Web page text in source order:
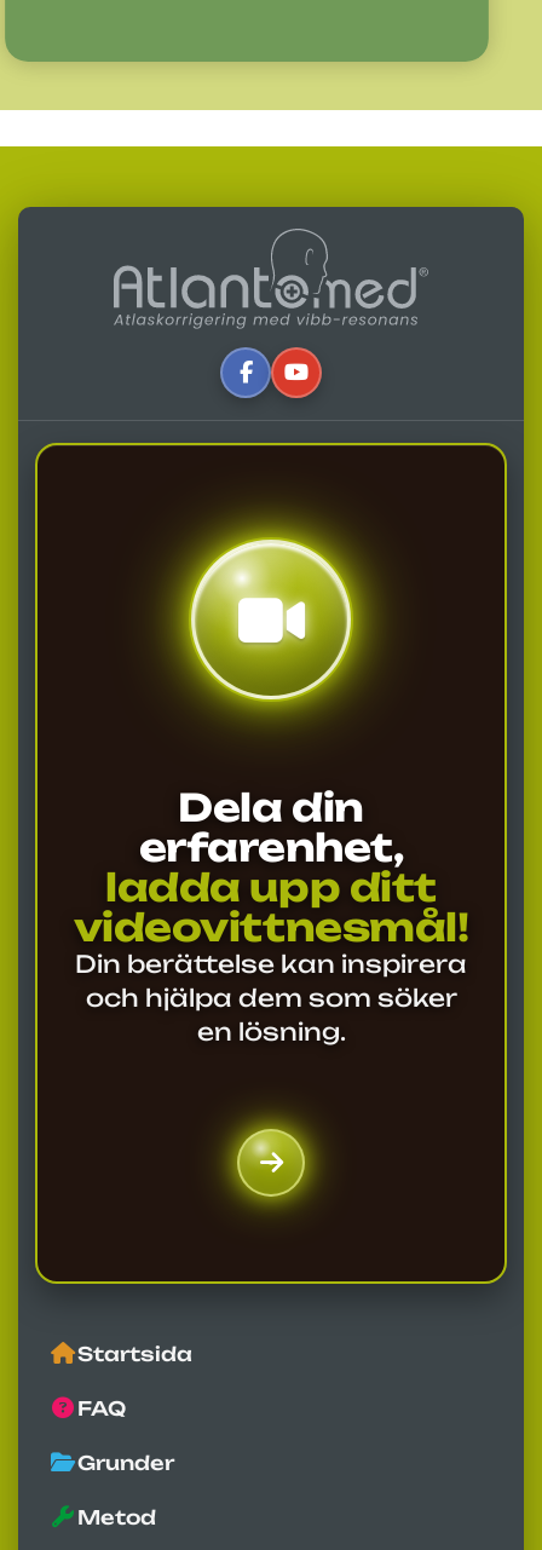
Dela din
erfarenhet,
ladda upp ditt
videovittnesmål!
Din berättelse kan inspirera
och hjälpa dem som söker
en lösning.
Startsida
FAQ
Grunder
Metod